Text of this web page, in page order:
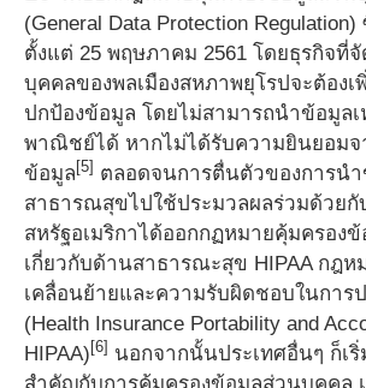
(General Data Protection
ตั้งแต่ 25 พฤษภาคม 2561 โดยธุรกิจที่
บุคคลของพลเมืองสหภาพยุโรปจะต้องเ
ปกป้องข้อมูล โดยไม่สามารถนำข้อมูลเ
พาณิชย์ได้ หากไม่ได้รับความยินยอมจ
ข้อมูล [5] ตลอดจนการตื่นตัวของการน
สาธารณสุขไปใช้ประมวลผลร่วมด้วยกั
สหรัฐอเมริกาได้ออกกฏหมายคุ้มครอง
เกี่ยวกับด้านสาธารณะสุข HIPAA กฎห
เคลื่อนย้ายและความรับผิดชอบในการ
(Health Insurance Portability and
HIPAA) [6] นอกจากนั้นประเทศอื่นๆ ก็เ
สำคัญกับการคุ้มครองข้อมูลส่วนบุคคล